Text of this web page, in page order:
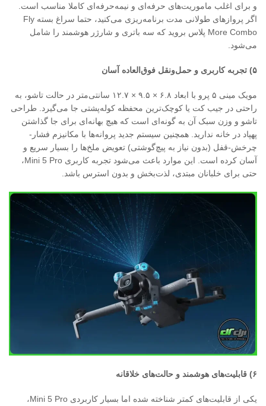
و برای اغلب ماموریت‌های حرفه‌ای و نیمه‌حرفه‌ای کاملا مناسب است.
اگر پروازهای طولانی مدت برنامه‌ریزی می‌کنید، حتما سراغ بسته Fly
More Combo پلاس بروید که سه باتری و شارژر هوشمند را شامل
می‌شود.
۵) تجربه کاربری و حمل‌ونقل فوق‌العاده آسان
مویک مینی ۵ پرو با ابعاد ۶.۸ × ۹.۵ × ۱۲.۷ سانتی‌متر در حالت تاشو، به
راحتی در جیب کت یا کوچک‌ترین محفظه کوله‌پشتی جا می‌گیرد. طراحی
تاشو و وزن سبک آن به گونه‌ای است که هیچ بهانه‌ای برای جا گذاشتن
پهپاد در خانه ندارید. همچنین سیستم جدید پروانه‌ها با مکانیزم فشار-
چرخش-قفل (بدون نیاز به پیچ‌گوشتی) تعویض ملخ‌ها را بسیار سریع و
آسان کرده است. این موارد باعث می‌شود تجربه کاربری Mini 5 Pro،
حتی برای خلبانان مبتدی، لذت‌بخش و بدون استرس باشد.
۶) قابلیت‌های هوشمند و حالت‌های خلاقانه
یکی از قابلیت‌های کمتر شناخته شده اما بسیار کاربردی Mini 5 Pro،